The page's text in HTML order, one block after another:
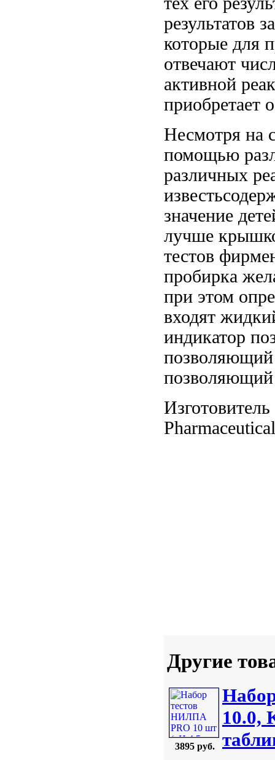
результатов
которые для
отвечают
активной
приобретает
Несмотря на
помощью
различных
значение
лучше
тестов
пробирка
при этом
входят
индикатор
позволяющий
позволяющий
Другие
3895 руб.
10.0,